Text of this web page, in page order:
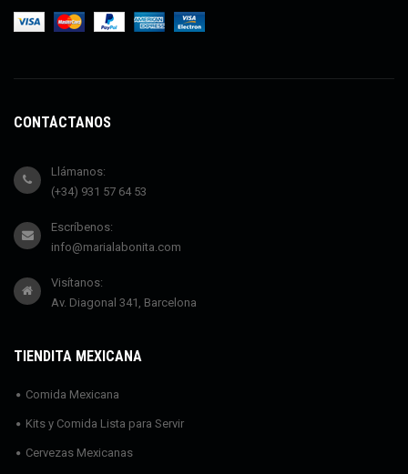
CONTÁCTANOS
Llámanos:
(+34) 931 57 64 53
Escríbenos:
info@marialabonita.com
Visítanos:
Av. Diagonal 341, Barcelona
TIENDITA MEXICANA
Comida Mexicana
Kits y Comida Lista para Servir
Cervezas Mexicanas